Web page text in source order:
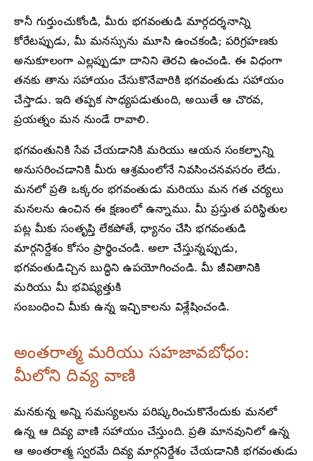
కానీ గుర్తుంచుకోండి, మీరు భగవంతుడి మార్గదర్శనాన్ని
కోరేటప్పుడు, మీ మనస్సును మూసి ఉంచకండి; పరిగ్రహణకు
అనుకూలంగా ఎల్లప్పుడూ దానిని తెరచి ఉంచండి. ఈ విధంగా
తనకు తాను సహాయం చేసుకొనేవారికి భగవంతుడు సహాయం
చేస్తాడు. ఇది తప్పక సాధ్యపడుతుంది, అయితే ఆ చొరవ,
ప్రయత్నం మన నుండే రావాలి.
భగవంతునికి సేవ చేయడానికి మరియు ఆయన సంకల్పాన్ని
అనుసరించడానికి మీరు ఆశ్రమంలోనే నివసించనవసరం లేదు.
మనలో ప్రతి ఒక్కరం భగవంతుడు మరియు మన గత చర్యలు
మనలను ఉంచిన ఈ క్షణంలో ఉన్నాము. మీ ప్రస్తుత పరిస్థితుల
పట్ల మీకు సంతృప్తి లేకపోతే, ధ్యానం చేసి భగవంతుడి
మార్గనిర్దేశం కోసం ప్రార్థించండి. అలా చేస్తున్నప్పుడు,
భగవంతుడిచ్చిన బుద్ధిని ఉపయోగించండి. మీ జీవితానికి
మరియు మీ భవిష్యత్తుకి
సంబంధించి మీకు ఉన్న ఇచ్ఛికాలను విశ్లేషించండి.
అంతరాత్మ మరియు సహజావబోధం:
మీలోని దివ్య వాణి
మనకున్న అన్ని సమస్యలను పరిష్కరించుకొనేందుకు మనలో
ఉన్న ఆ దివ్య వాణి సహాయం చేస్తుంది. ప్రతి మానవునిలో ఉన్న
ఆ అంతరాత్మ స్వరమే దివ్య మార్గనిర్దేశం చేయడానికి భగవంతుడు